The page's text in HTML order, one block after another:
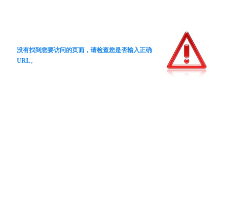
没有找到您要访问的页面，请检查您是否输入正确
URL。